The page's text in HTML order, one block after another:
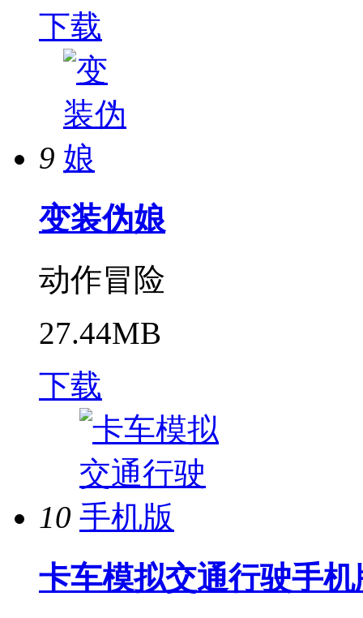
下载
9
变装伪娘
动作冒险
27.44MB
下载
10
卡车模拟交通行驶手机